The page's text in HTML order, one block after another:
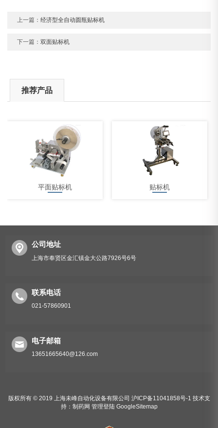
上一篇：经济型全自动圆瓶贴标机
下一篇：双面贴标机
推荐产品
平面贴标机 贴标机
公司地址
上海市奉贤区金汇镇金大公路7926号6号
联系电话
021-57860901
电子邮箱
13651665640@126.com
版权所有 © 2019 上海未峰自动化设备有限公司 沪ICP备11041858号-1 技术支
持： 制药网 管理登陆 GoogleSitemap